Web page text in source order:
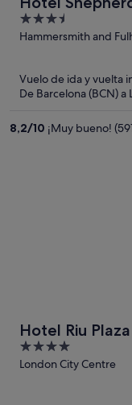
3.5
out
Hammersmith and
Vuelo de ida y vuelta
De Barcelona (BCN) a
8,2/10 ¡Muy bueno!
Hotel Riu
Westminster
4
out
London City Centre